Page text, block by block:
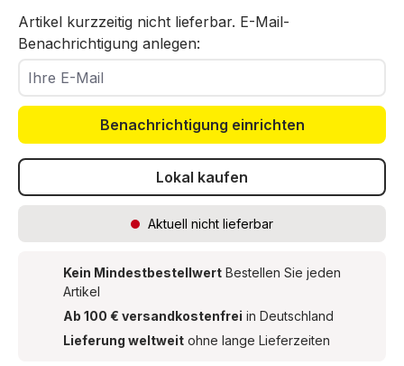
Artikel kurzzeitig nicht lieferbar. E-Mail-
Benachrichtigung anlegen:
Ihre E-Mail
Benachrichtigung einrichten
Lokal kaufen
Aktuell nicht lieferbar
Kein Mindestbestellwert Bestellen Sie jeden
Artikel
Ab 100 € versandkostenfrei in Deutschland
Lieferung weltweit ohne lange Lieferzeiten